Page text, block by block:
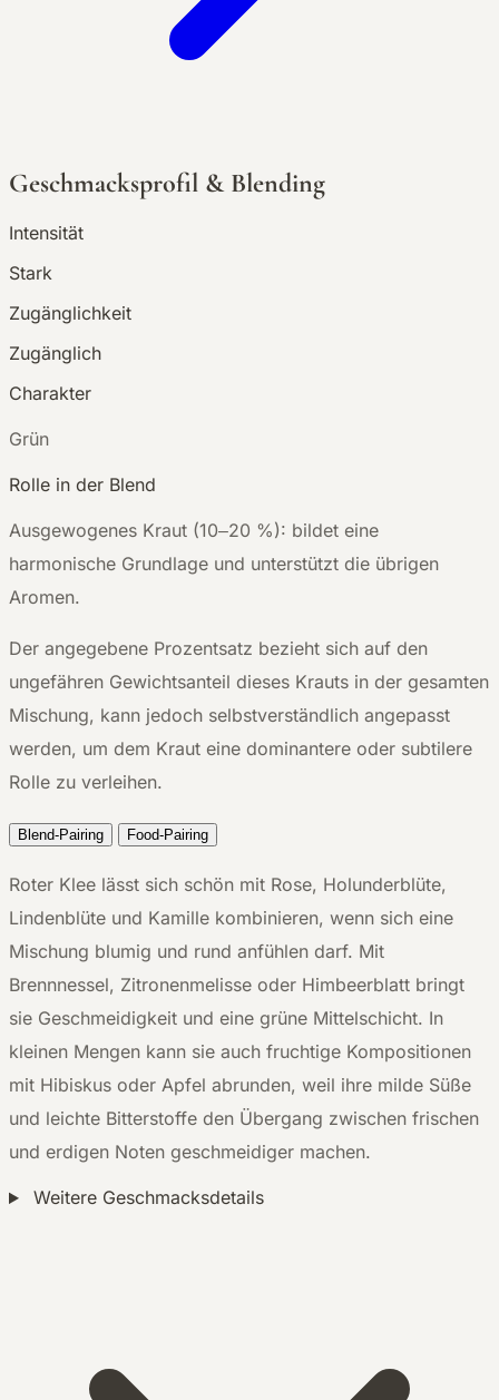
Geschmacksprofil & Blending
Intensität
Stark
Zugänglichkeit
Zugänglich
Charakter
Grün
Rolle in der Blend
Ausgewogenes Kraut (10–20 %): bildet eine
harmonische Grundlage und unterstützt die übrigen
Aromen.
Der angegebene Prozentsatz bezieht sich auf den
ungefähren Gewichtsanteil dieses Krauts in der gesamten
Mischung, kann jedoch selbstverständlich angepasst
werden, um dem Kraut eine dominantere oder subtilere
Rolle zu verleihen.
Blend-Pairing Food-Pairing
Roter Klee lässt sich schön mit Rose, Holunderblüte,
Lindenblüte und Kamille kombinieren, wenn sich eine
Mischung blumig und rund anfühlen darf. Mit
Brennnessel, Zitronenmelisse oder Himbeerblatt bringt
sie Geschmeidigkeit und eine grüne Mittelschicht. In
kleinen Mengen kann sie auch fruchtige Kompositionen
mit Hibiskus oder Apfel abrunden, weil ihre milde Süße
und leichte Bitterstoffe den Übergang zwischen frischen
und erdigen Noten geschmeidiger machen.
Weitere Geschmacksdetails